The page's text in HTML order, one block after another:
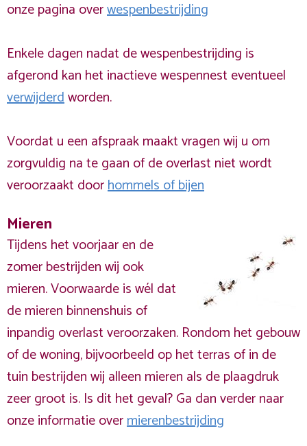
onze pagina overwespenbestrijding
Enkele dagen nadat de wespenbestrijding is
afgerond kan het inactieve wespennest eventueel
verwijderdworden.
Voordat u een afspraak maakt vragen wij u om
zorgvuldig na te gaan of de overlast niet wordt
veroorzaakt doorhommels of bijen
Mieren
Tijdens het voorjaar en de
zomer bestrijden wij ook
mieren. Voorwaarde is wél dat
de mieren binnenshuis of
inpandig overlast veroorzaken. Rondom het gebouw
of de woning, bijvoorbeeld op het terras of in de
tuin bestrijden wij alleen mieren als de plaagdruk
zeer groot is. Is dit het geval? Ga dan verder naar
onze informatie overmierenbestrijding